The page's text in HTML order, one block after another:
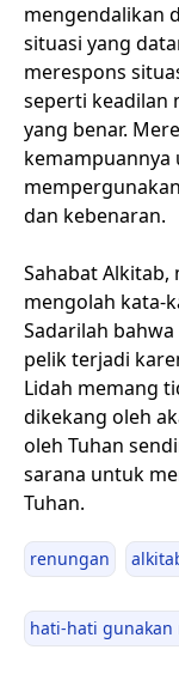
mengendalikan
situasi yang
merespons
seperti keadilan
yang benar.
dan kebenaran.
Sahabat
mengolah kata-
Sadarilah
pelik terjadi
Lidah memang
dikekang oleh
oleh Tuhan
sarana untuk
Tuhan.
renungan
hati-hati